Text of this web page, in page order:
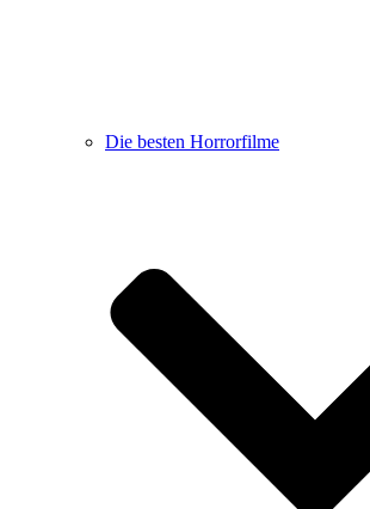
Die besten Horrorfilme